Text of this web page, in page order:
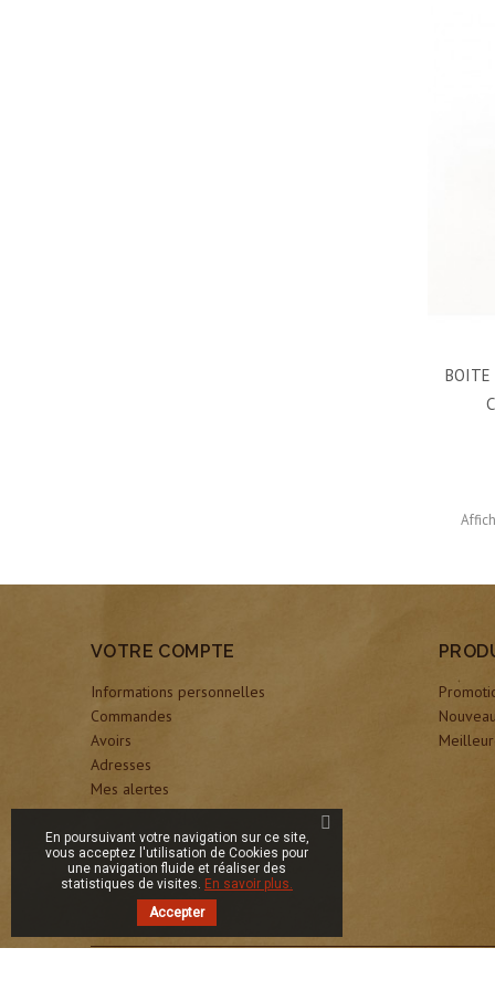
BOITE
VOTRE COMPTE
Informations personnelles
Commandes
Avoirs
Adresses
Mes alertes
En poursuivant votre navigation sur ce site,
vous acceptez l'utilisation de Cookies pour
une navigation fluide et réaliser des
statistiques de visites. En savoir plus.
Accepter